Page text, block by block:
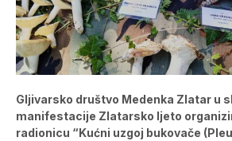
Gljivarsko društvo Medenka Zlatar u
manifestacije Zlatarsko ljeto
radionicu “Kućni uzgoj bukovače